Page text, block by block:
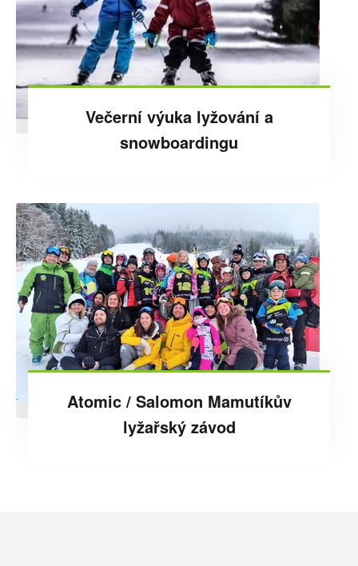
Večerní výuka lyžování a
snowboardingu
Atomic / Salomon Mamutíkův
lyžařský závod